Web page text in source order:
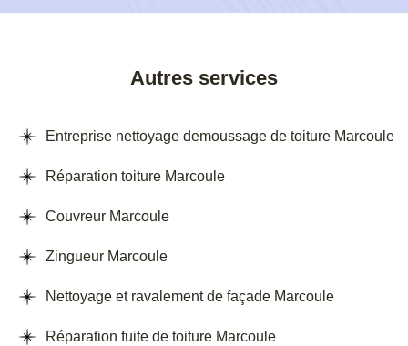
Autres services
Entreprise nettoyage demoussage de toiture Marcoule
Réparation toiture Marcoule
Couvreur Marcoule
Zingueur Marcoule
Nettoyage et ravalement de façade Marcoule
Réparation fuite de toiture Marcoule